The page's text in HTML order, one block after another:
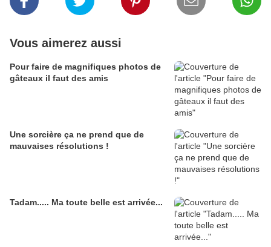
Vous aimerez aussi
Pour faire de magnifiques photos de
gâteaux il faut des amis
Une sorcière ça ne prend que de
mauvaises résolutions !
Tadam..... Ma toute belle est arrivée...